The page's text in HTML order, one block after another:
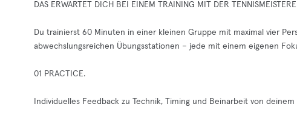
DAS ERWARTET DICH BEI EINEM TRAINING MIT DER TENNISMEISTEREI
Du trainierst 60 Minuten in einer kleinen Gruppe mit maximal vier
abwechslungsreichen Übungsstationen – jede mit einem eigenen
01 PRACTICE.
Individuelles Feedback zu Technik, Timing und Beinarbeit von deinem